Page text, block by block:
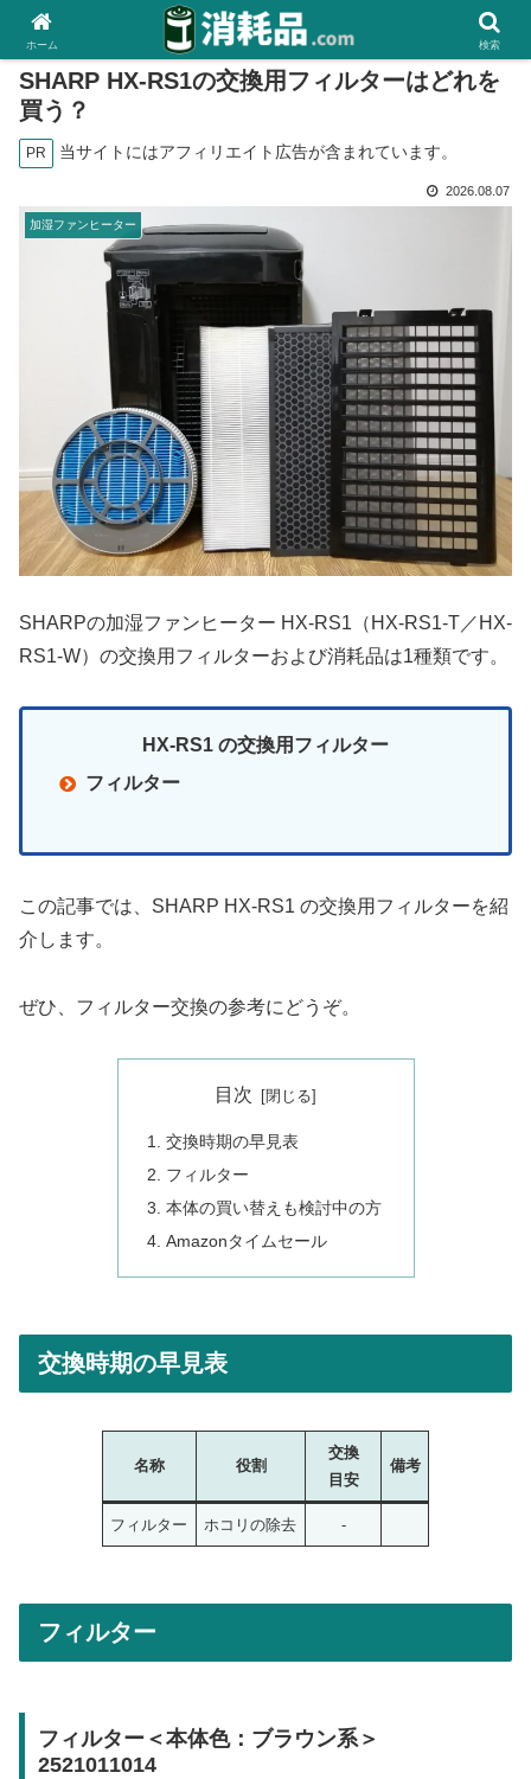
SHARP HX-RS1の交換用フィルターはどれを
買う？
PR 当サイトにはアフィリエイト広告が含まれています。
2026.08.07
加湿ファンヒーター
SHARPの加湿ファンヒーター HX-RS1（HX-RS1-T／HX-
RS1-W）の交換用フィルターおよび消耗品は1種類です。
HX-RS1 の交換用フィルター
フィルター
この記事では、SHARP HX-RS1 の交換用フィルターを紹
介します。
ぜひ、フィルター交換の参考にどうぞ。
目次
交換時期の早見表
フィルター
本体の買い替えも検討中の方
Amazonタイムセール
交換時期の早見表
名称 役割
交換
目安
備考
フィルター ホコリの除去 -
フィルター
フィルター＜本体色：ブラウン系＞
2521011014
ホーム 検索